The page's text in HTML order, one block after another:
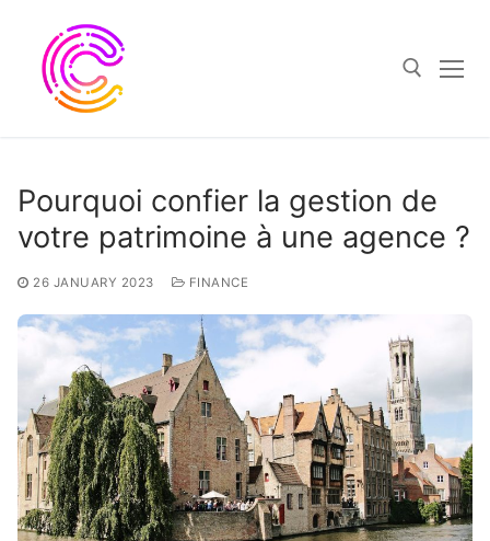
content
Pourquoi confier la gestion de
votre patrimoine à une agence ?
26 JANUARY 2023 FINANCE